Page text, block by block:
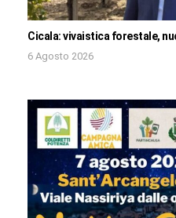
Cicala: vivaistica forestale,
6 Agosto 2026